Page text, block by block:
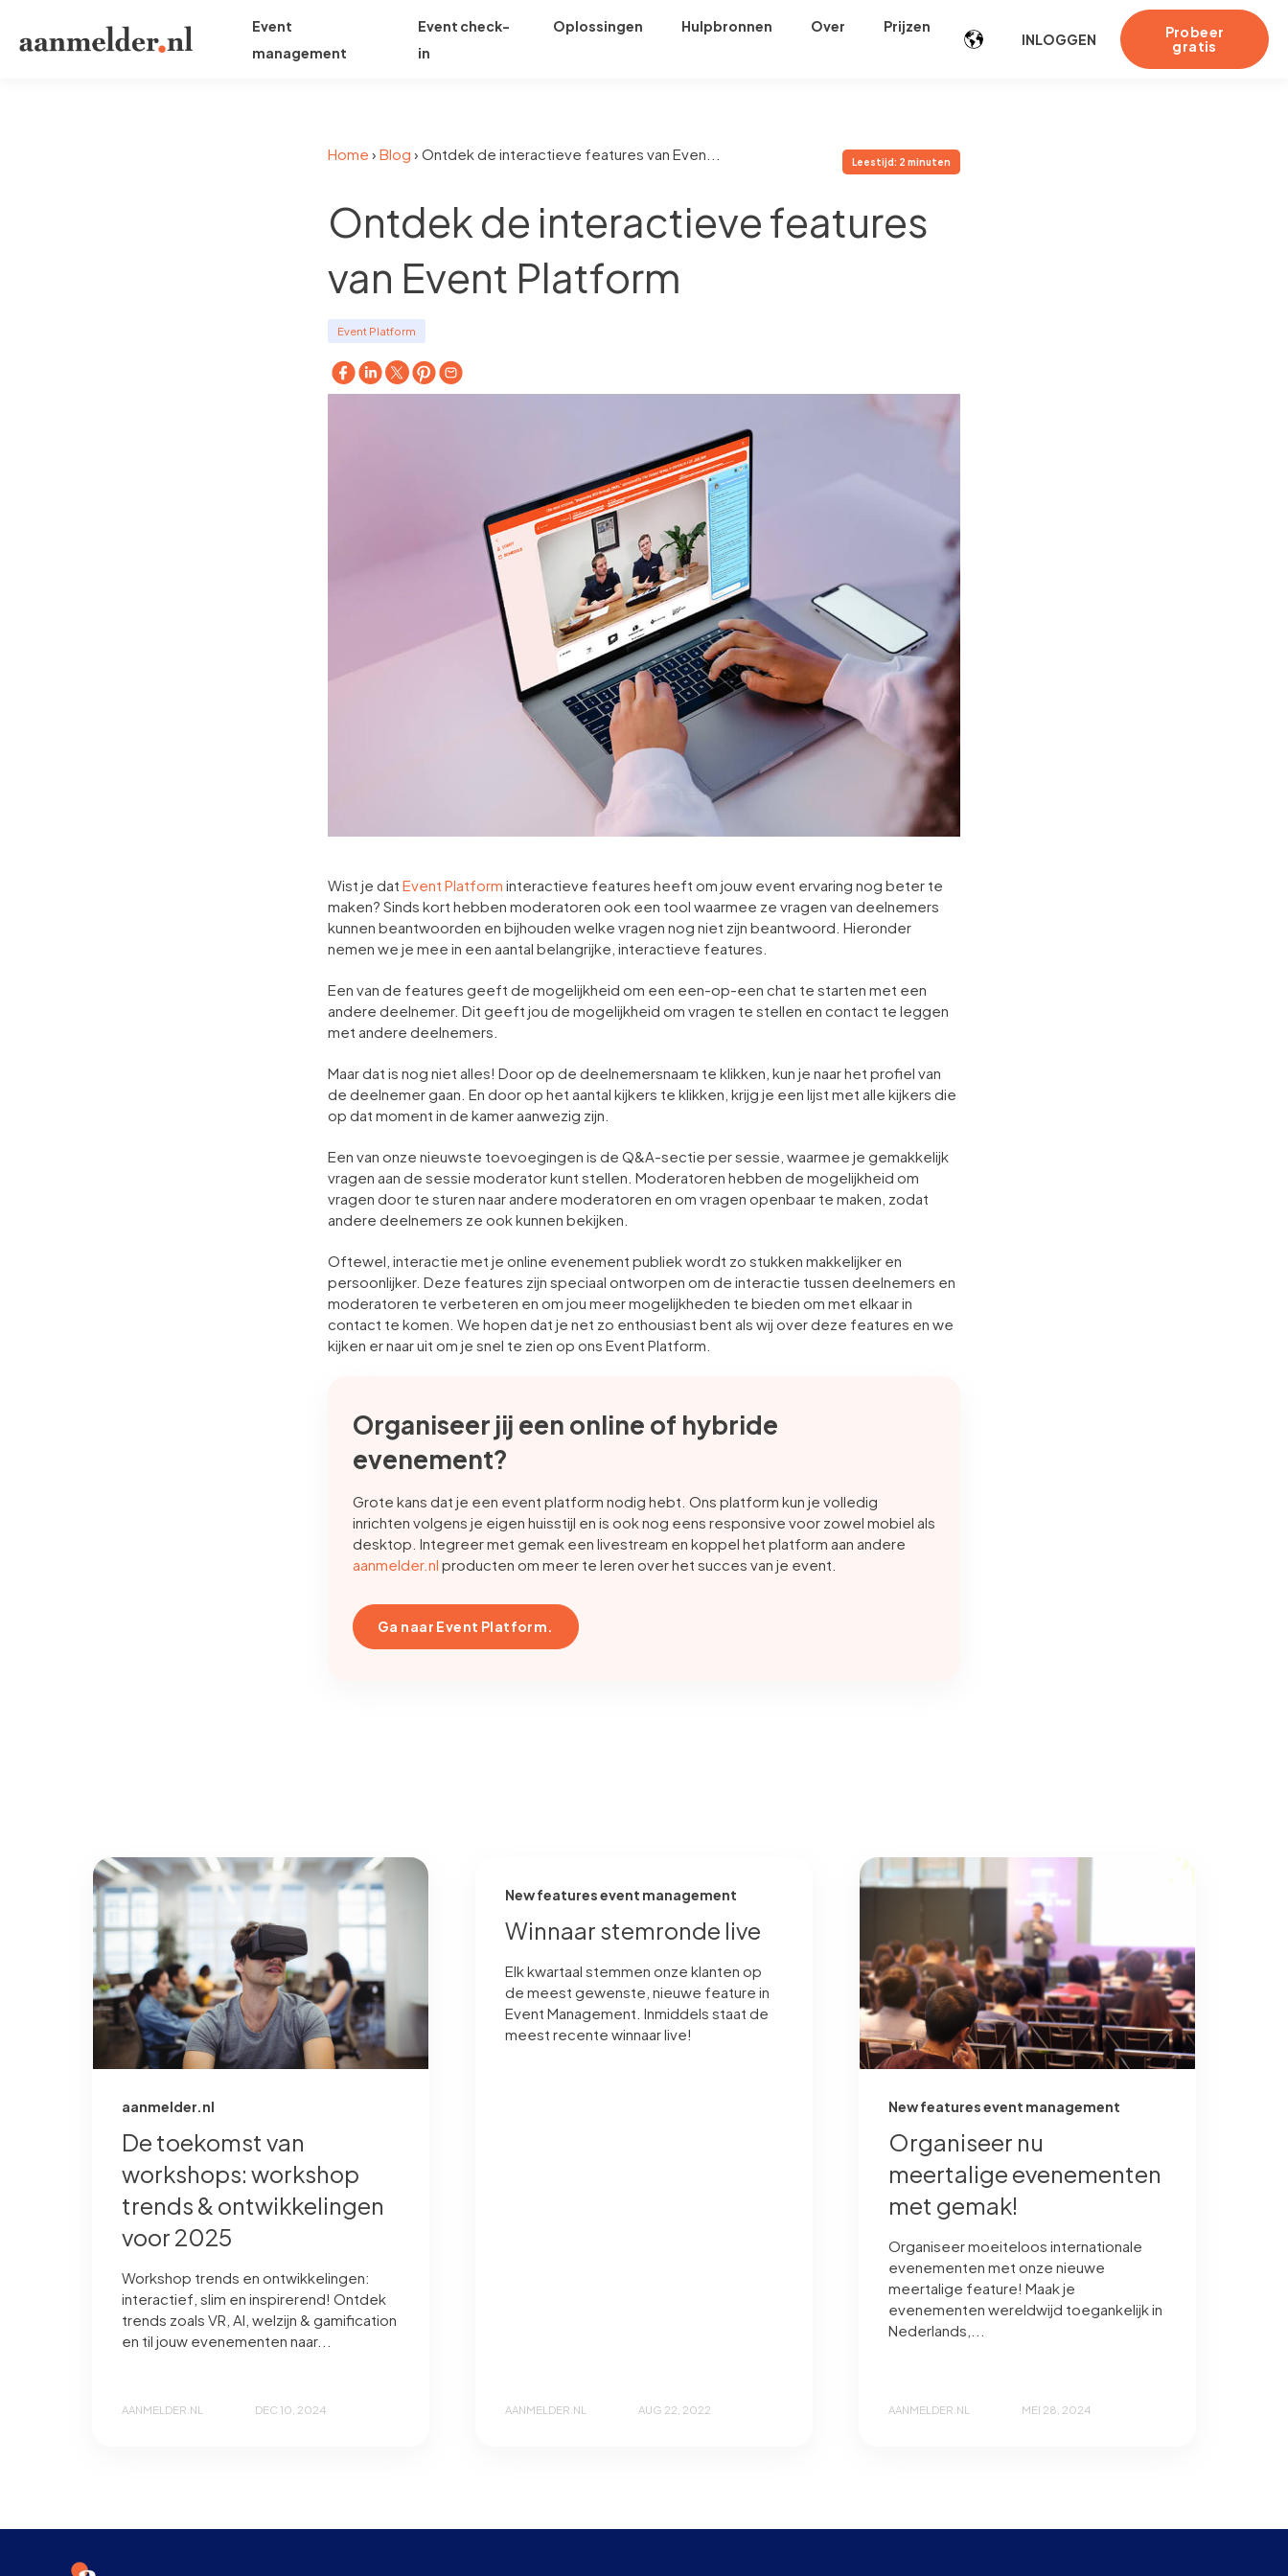
Event
management
Event check-
in
Oplossingen Hulpbronnen Over Prijzen
INLOGGEN
Probeer
gratis
Home › Blog › Ontdek de interactieve features van Even... Leestijd: 2 minuten
Ontdek de interactieve features
van Event Platform
Event Platform
Wist je dat Event Platform interactieve features heeft om jouw event ervaring nog beter te
maken? Sinds kort hebben moderatoren ook een tool waarmee ze vragen van deelnemers
kunnen beantwoorden en bijhouden welke vragen nog niet zijn beantwoord. Hieronder
nemen we je mee in een aantal belangrijke, interactieve features.
Een van de features geeft de mogelijkheid om een een-op-een chat te starten met een
andere deelnemer. Dit geeft jou de mogelijkheid om vragen te stellen en contact te leggen
met andere deelnemers.
Maar dat is nog niet alles! Door op de deelnemersnaam te klikken, kun je naar het profiel van
de deelnemer gaan. En door op het aantal kijkers te klikken, krijg je een lijst met alle kijkers die
op dat moment in de kamer aanwezig zijn.
Een van onze nieuwste toevoegingen is de Q&A-sectie per sessie, waarmee je gemakkelijk
vragen aan de sessie moderator kunt stellen. Moderatoren hebben de mogelijkheid om
vragen door te sturen naar andere moderatoren en om vragen openbaar te maken, zodat
andere deelnemers ze ook kunnen bekijken.
Oftewel, interactie met je online evenement publiek wordt zo stukken makkelijker en
persoonlijker. Deze features zijn speciaal ontworpen om de interactie tussen deelnemers en
moderatoren te verbeteren en om jou meer mogelijkheden te bieden om met elkaar in
contact te komen. We hopen dat je net zo enthousiast bent als wij over deze features en we
kijken er naar uit om je snel te zien op ons Event Platform.
Organiseer jij een online of hybride
evenement?
Grote kans dat je een event platform nodig hebt. Ons platform kun je volledig
inrichten volgens je eigen huisstijl en is ook nog eens responsive voor zowel mobiel als
desktop. Integreer met gemak een livestream en koppel het platform aan andere
aanmelder.nl producten om meer te leren over het succes van je event.
Ga naar Event Platform.
aanmelder.nl
De toekomst van
workshops: workshop
trends & ontwikkelingen
voor 2025
Workshop trends en ontwikkelingen:
interactief, slim en inspirerend! Ontdek
trends zoals VR, AI, welzijn & gamification
en til jouw evenementen naar...
AANMELDER.NL DEC 10, 2024
New features event management
Winnaar stemronde live
Elk kwartaal stemmen onze klanten op
de meest gewenste, nieuwe feature in
Event Management. Inmiddels staat de
meest recente winnaar live!
AANMELDER.NL AUG 22, 2022
New features event management
Organiseer nu
meertalige evenementen
met gemak!
Organiseer moeiteloos internationale
evenementen met onze nieuwe
meertalige feature! Maak je
evenementen wereldwijd toegankelijk in
Nederlands,...
AANMELDER.NL MEI 28, 2024